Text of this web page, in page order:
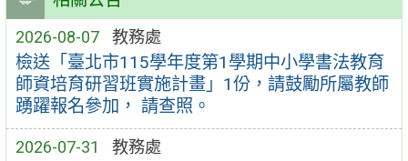
2026-08-07 教務處
檢送「臺北市115學年度第1學期中小學書法教育
師資培育研習班實施計畫」1份，請鼓勵所屬教師
踴躍報名參加， 請查照。
2026-07-31 教務處